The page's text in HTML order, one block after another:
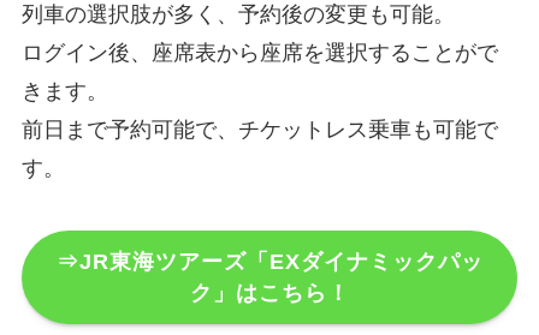
列車の選択肢が多く、予約後の変更も可能。
ログイン後、座席表から座席を選択することがで
きます。
前日まで予約可能で、チケットレス乗車も可能で
す。
⇒JR東海ツアーズ「EXダイナミックパッ
ク」はこちら！